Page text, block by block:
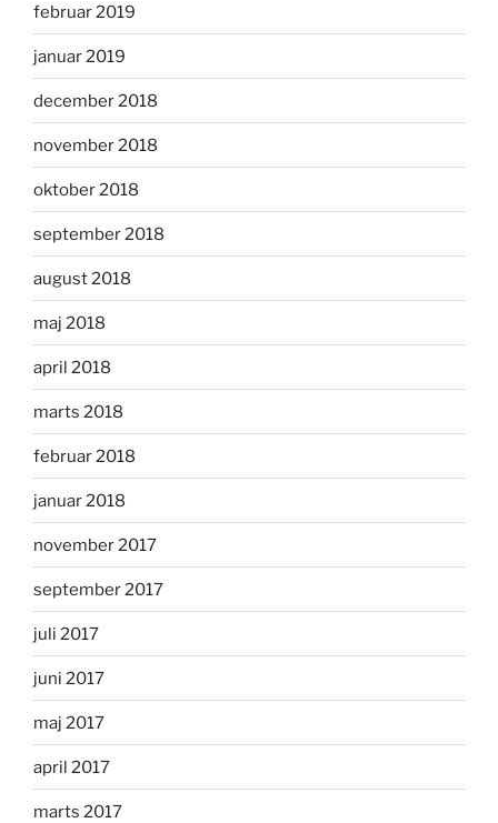
februar 2019
januar 2019
december 2018
november 2018
oktober 2018
september 2018
august 2018
maj 2018
april 2018
marts 2018
februar 2018
januar 2018
november 2017
september 2017
juli 2017
juni 2017
maj 2017
april 2017
marts 2017